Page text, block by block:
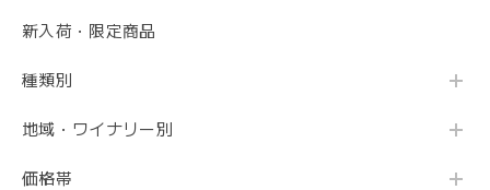
新入荷・限定商品
種類別
地域・ワイナリー別
価格帯